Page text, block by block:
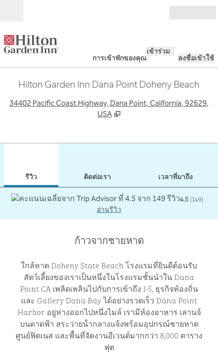
การเข้าพักของคุณ
เข้าร่วม
ลงชื่อเข้าใช้
Hilton Garden Inn Dana Point Doheny Beach
34402 Pacific Coast Highway, Dana Point, California, 92629,
USA
รีวิว ติดต่อเรา เวลาที่มาถึง
4.5 (149)
อ่านรีวิว
ก้าวจากชายหาด
ใกล้หาด Doheny State Beach โรงแรมที่ยินดีต้อนรับ
สัตว์เลี้ยงของเราเป็นหนึ่งในโรงแรมชั้นนําใน Dana
Point CA เพลิดเพลินไปกับการเข้าถึง I-5, ธุรกิจท้องถิ่น
และ Gallery Dana Bay ได้อย่างรวดเร็ว Dana Point
Harbor อยู่ห่างออกไปหนึ่งไมล์ เรามีห้องอาหาร เลานจ์
บนดาดฟ้า สระว่ายน้ํากลางแจ้งพร้อมอุปกรณ์ชายหาด
ศูนย์ฟิตเนส และพื้นที่จัดงานอีเวนต์มากกว่า 8,000 ตาราง
ฟุต